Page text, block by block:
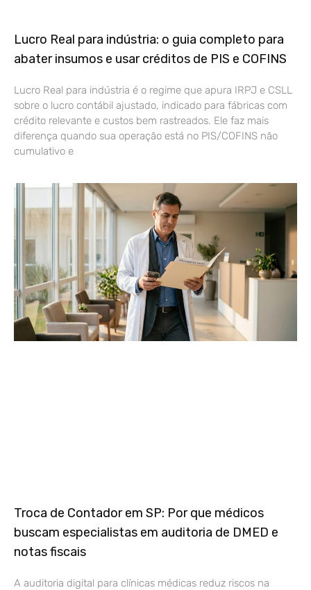
Lucro Real para indústria: o guia completo para
abater insumos e usar créditos de PIS e COFINS
Lucro Real para indústria é o regime que apura IRPJ e CSLL
sobre o lucro contábil ajustado, indicado para fábricas com
crédito relevante e custos bem rastreados. Ele faz mais
diferença quando sua operação está no PIS/COFINS não
cumulativo e
Troca de Contador em SP: Por que médicos
buscam especialistas em auditoria de DMED e
notas fiscais
A auditoria digital para clínicas médicas reduz riscos na